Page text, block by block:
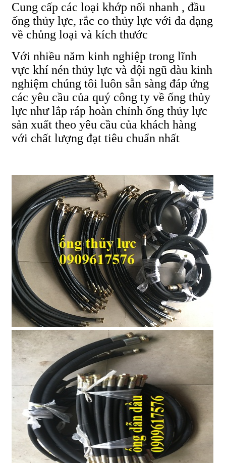
Cung cấp các loại khớp nối nhanh , đầu
ống thủy lực, rắc co thủy lực với đa dạng
về chủng loại và kích thước
Với nhiều năm kinh nghiệp trong lĩnh
vực khí nén thủy lực và đội ngũ dàu kinh
nghiệm chúng tôi luôn sẵn sàng đáp ứng
các yêu cầu của quý công ty về ống thủy
lực như lắp ráp hoàn chỉnh ống thủy lực
sản xuất theo yêu cầu của khách hàng
với chất lượng đạt tiêu chuẩn nhất